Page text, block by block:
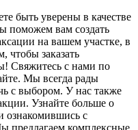
быть уверены в качестве
поможем вам создать
на вашем участке, в
чтобы заказать
Свяжитесь с нами по
Мы всегда рады
с выбором. У нас также
Узнайте больше о
ознакомившись с
предлагаем комплексные